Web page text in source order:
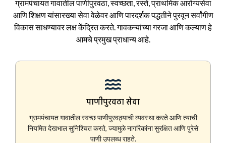
ग्रामपंचायत गावातील पाणीपुरवठा, स्वच्छता, रस्ते, प्राथमिक आरोग्यसेवा
आणि शिक्षण यांसारख्या सेवा वेळेवर आणि पारदर्शक पद्धतीने पुरवून सर्वांगीण
विकास साधण्यावर लक्ष केंद्रित करते. गावकऱ्यांच्या गरजा आणि कल्याण हे
आमचे प्रमुख प्राधान्य आहे.
पाणीपुरवठा सेवा
ग्रामपंचायत गावातील स्वच्छ पाणीपुरवठ्याची व्यवस्था करते आणि त्याची
नियमित देखभाल सुनिश्चित करते, ज्यामुळे नागरिकांना सुरक्षित आणि पुरेसे
पाणी उपलब्ध राहते.